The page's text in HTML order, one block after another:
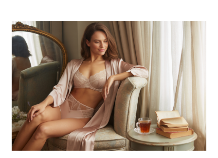
GROSSISTE
TEXTILE
FRANÇAIS
POUR
VOS
BESOINS
PROFESSIONNELS